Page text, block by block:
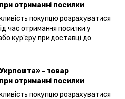
отриманні посилки
покупцю розрахуватися
час отримання посилки у
кур'єру при доставці до
- товар
отриманні посилки
покупцю розрахуватися